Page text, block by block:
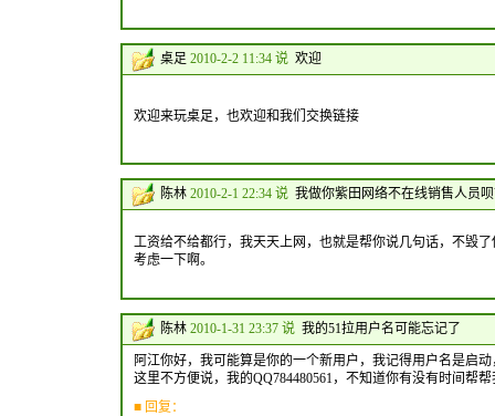
桌足 2010-2-2 11:34 说 欢迎
欢迎来玩桌足，也欢迎和我们交换链接
陈林 2010-2-1 22:34 说 我做你紫田网络不在线销售人员
工资给不给都行，我天天上网，也就是帮你说几句话，不毁
考虑一下啊。
陈林 2010-1-31 23:37 说 我的51拉用户名可能忘记了
阿江你好，我可能算是你的一个新用户，我记得用户名是启
这里不方便说，我的QQ784480561，不知道你有没有时间帮
■ 回复：